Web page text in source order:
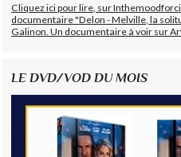
Cliquez ici pour lire, sur
documentaire "Delon - Melville, la
Galinon. Un documentaire à voir sur
LE DVD/VOD DU MOIS